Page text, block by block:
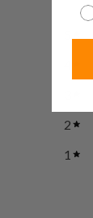
2
1